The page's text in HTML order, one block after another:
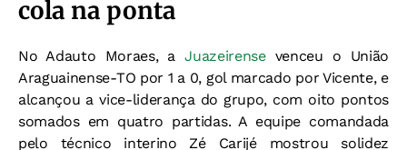
cola na ponta
No Adauto Moraes, aJuazeirensevenceu o União
Araguainense-TO por 1 a 0, gol marcado por Vicente, e
alcançou a vice-liderança do grupo, com oito pontos
somados em quatro partidas. A equipe comandada
pelo técnico interino Zé Carijé mostrou solidez